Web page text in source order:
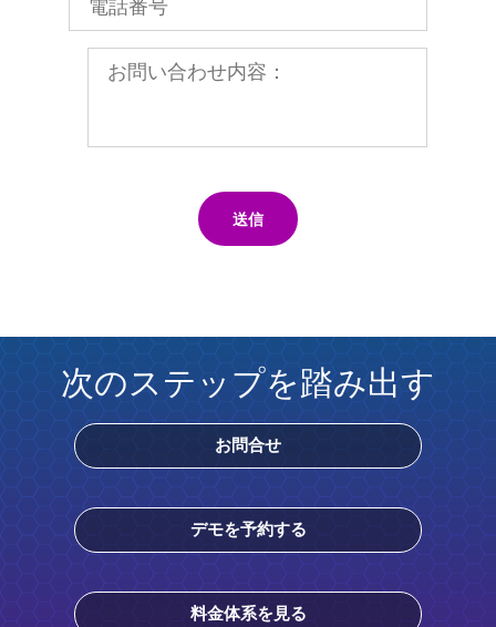
送信
次のステップを踏み出す
お問合せ
デモを予約する
料金体系を見る